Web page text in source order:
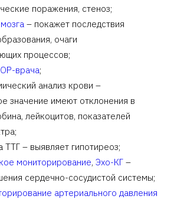
поражения, стеноз;
– покажет последствия
очаги
процессов;
врача;
анализ крови –
значение имеют отклонения в
лейкоцитов, показателей
ТТГ – выявляет гипотиреоз;
мониторирование, Эхо-КГ –
сердечно-сосудистой системы;
артериального давления